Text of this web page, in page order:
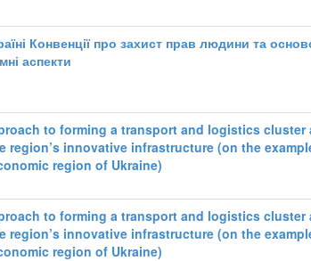
Конвенції про захист прав людини та
аспекти
to forming a transport and logistics cluster
region’s innovative infrastructure (on the
region of Ukraine)
to forming a transport and logistics cluster
region’s innovative infrastructure (on the
region of Ukraine)